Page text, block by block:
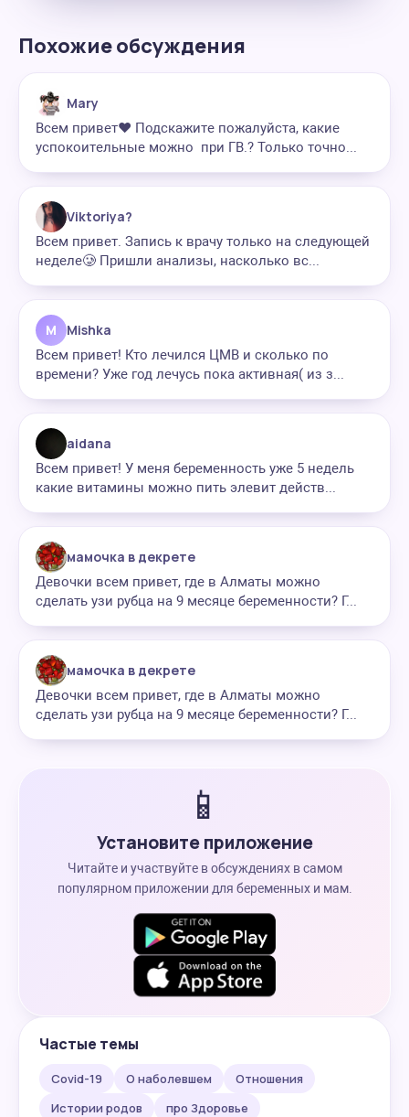
Похожие обсуждения
Mary
Всем привет❤ Подскажите пожалуйста, какие
успокоительные можно при ГВ.? Только точно...
Viktoriya?
Всем привет. Запись к врачу только на следующей
неделе🥲 Пришли анализы, насколько вс...
M Mishka
Всем привет! Кто лечился ЦМВ и сколько по
времени? Уже год лечусь пока активная( из з...
aidana
Всем привет! У меня беременность уже 5 недель
какие витамины можно пить элевит действ...
мамочка в декрете
Девочки всем привет, где в Алматы можно
сделать узи рубца на 9 месяце беременности? Г...
мамочка в декрете
Девочки всем привет, где в Алматы можно
сделать узи рубца на 9 месяце беременности? Г...
📱
Установите приложение
Читайте и участвуйте в обсуждениях в самом
популярном приложении для беременных и мам.
Частые темы
Covid-19 О наболевшем
Отношения
Истории родов
про Здоровье